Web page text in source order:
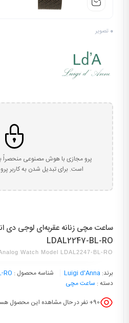
0 تصویر
پرو مجازی با هوش مصنوعی منحصراً
است. برای تبدیل شدن به کاربر
LDAL2247-BL-RO
Watch Model LDAL2247-BL-RO
برند: Luigi d'Anna شناسه محصول : RO
دسته : ساعت مچی
90+ نفر در حال مشاهده این محصول